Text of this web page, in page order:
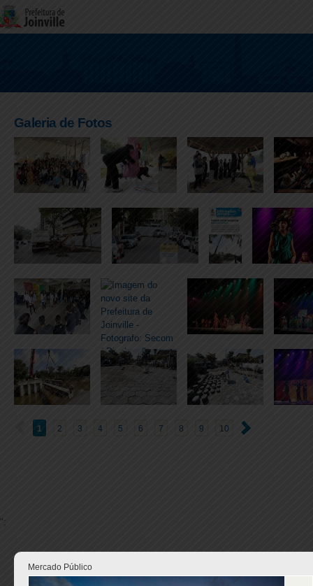
Galeria de Fotos
1 2 3 4 5 6 7 8 9 10
";
Mercado Público